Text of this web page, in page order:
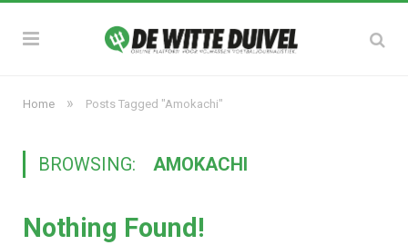
Home » Posts Tagged "Amokachi"
BROWSING: AMOKACHI
Nothing Found!